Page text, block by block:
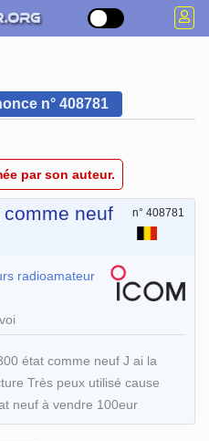
n° 408781
par son auteur.
neuf
n° 408781
radioamateur
état comme neuf J ai la
Très peux utilisé cause
neuf à vendre 100eur